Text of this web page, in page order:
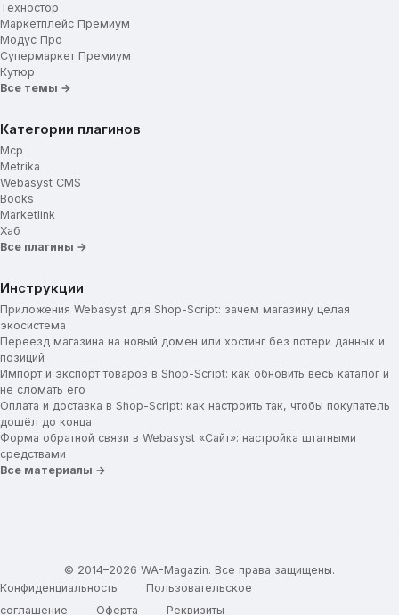
Техностор
Маркетплейс Премиум
Модус Про
Супермаркет Премиум
Кутюр
Все темы →
Категории плагинов
Mcp
Metrika
Webasyst CMS
Books
Marketlink
Хаб
Все плагины →
Инструкции
Приложения Webasyst для Shop-Script: зачем магазину целая
экосистема
Переезд магазина на новый домен или хостинг без потери данных и
позиций
Импорт и экспорт товаров в Shop-Script: как обновить весь каталог и
не сломать его
Оплата и доставка в Shop-Script: как настроить так, чтобы покупатель
дошёл до конца
Форма обратной связи в Webasyst «Сайт»: настройка штатными
средствами
Все материалы →
© 2014–2026 WA-Magazin. Все права защищены.
Конфиденциальность
Пользовательское
соглашение
Оферта Реквизиты